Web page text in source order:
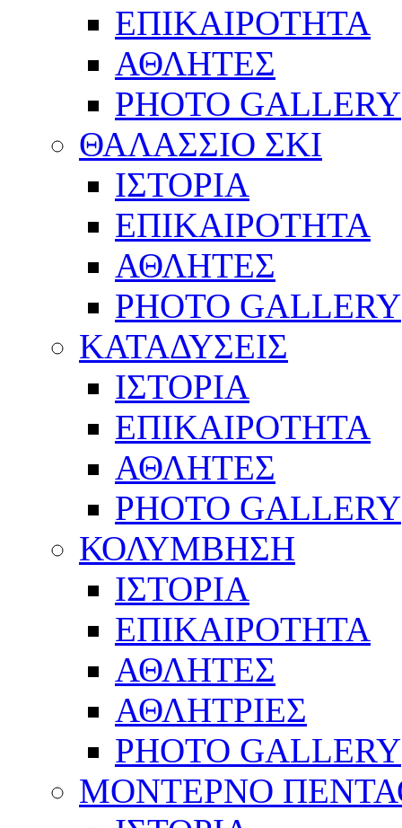
ΕΠΙΚΑΙΡΟΤΗΤΑ
ΑΘΛΗΤΕΣ
PHOTO GALLERY
ΘΑΛΑΣΣΙΟ ΣΚΙ
ΙΣΤΟΡΙΑ
ΕΠΙΚΑΙΡΟΤΗΤΑ
ΑΘΛΗΤΕΣ
PHOTO GALLERY
ΚΑΤΑΔΥΣΕΙΣ
ΙΣΤΟΡΙΑ
ΕΠΙΚΑΙΡΟΤΗΤΑ
ΑΘΛΗΤΕΣ
PHOTO GALLERY
ΚΟΛΥΜΒΗΣΗ
ΙΣΤΟΡΙΑ
ΕΠΙΚΑΙΡΟΤΗΤΑ
ΑΘΛΗΤΕΣ
ΑΘΛΗΤΡΙΕΣ
PHOTO GALLERY
ΜΟΝΤΕΡΝΟ